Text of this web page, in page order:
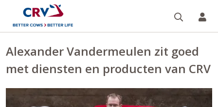
Alexander Vandermeulen zit goed
met diensten en producten van CRV